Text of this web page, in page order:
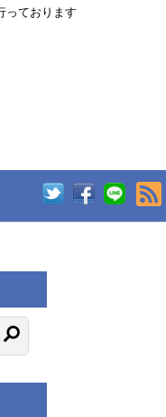
っております